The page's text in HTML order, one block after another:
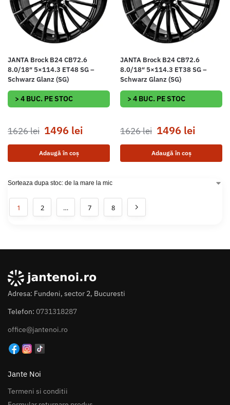
JANTA Brock B24 CB72.6
8.0/18″ 5×114.3 ET48 SG –
Schwarz Glanz (SG)
> 4 BUC. PE STOC
1626lei 1496 lei
Adaugă în coș
JANTA Brock B24 CB72.6
8.0/18″ 5×114.3 ET38 SG –
Schwarz Glanz (SG)
> 4 BUC. PE STOC
1626lei 1496 lei
Adaugă în coș
1 2 … 7 8
Adresa: Fundeni, sector 2, Bucuresti
Telefon: 0731318287
office@jantenoi.ro
Jante Noi
Termeni si conditii